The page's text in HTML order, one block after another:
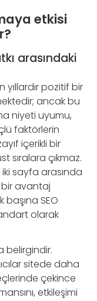
etkisi
arasındaki
yıllardır pozitif bir
ancak bu
niyeti uyumu,
faktörlerin
içerikli bir
sıralara çıkmaz.
iki sayfa arasında
bir avantaj
başına SEO
olarak
belirgindir.
sitede daha
çekince
etkileşimi